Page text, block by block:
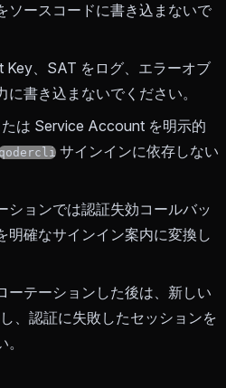
ソースコードに書き込まないで
、SAT をログ、エラーオブ
書き込まないでください。
は Service Account を明示的
サインインに依存しない
ションでは認証失効コールバッ
明確なサインイン案内に変換し
ーテーションした後は、新しい
、認証に失敗したセッションを